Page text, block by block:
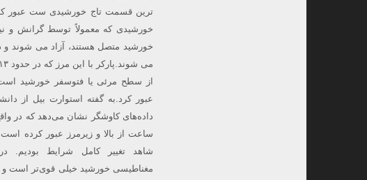
ترین قسمت تاج خورشیدی ست عبور
خورشیدی که معمولاً توسط گرانش و
خورشید متصل هستند، آزاد می شوند
از سطح مرئی یا فتوسفر خورشید
عبور کرد.به گفته استوارت بیل از
داده‌های کاوشگر نشان می‌دهد که در
ساعت از بالا و زیرمرز عبور کرده
شاهد تغییر کامل شرایط بودیم.
مغناطیسی خورشید خیلی قوی‌تر است و